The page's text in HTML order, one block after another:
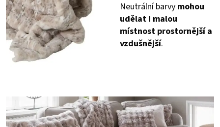
Neutrální barvy mohou
udělat i malou
místnost prostornější a
vzdušnější.